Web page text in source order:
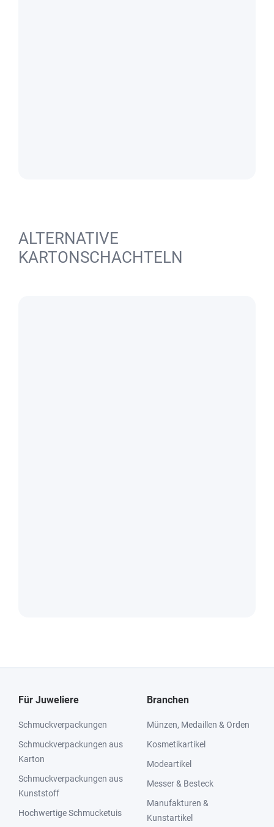
ALTERNATIVE
KARTONSCHACHTELN
Für Juweliere
Schmuckverpackungen
Schmuckverpackungen aus
Karton
Schmuckverpackungen aus
Kunststoff
Hochwertige Schmucketuis
Branchen
Münzen, Medaillen & Orden
Kosmetikartikel
Modeartikel
Messer & Besteck
Manufakturen &
Kunstartikel